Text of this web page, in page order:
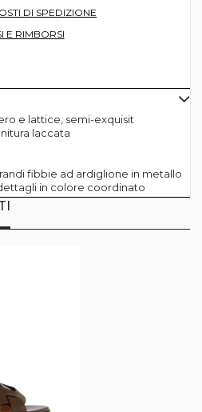
DI SPEDIZIONE
E RIMBORSI
e lattice, semi-exquisit
laccata
fibbie ad ardiglione in metallo
in colore coordinato